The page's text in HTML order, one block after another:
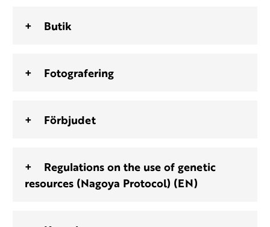
Butik
Fotografering
Förbjudet
Regulations on the use of genetic
resources (Nagoya Protocol) (EN)